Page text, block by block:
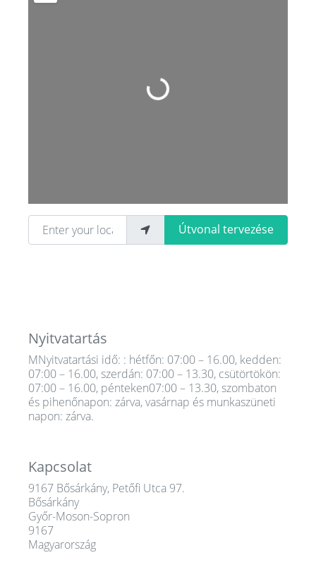
Loading...
Enter your location
Útvonal tervezése
Nyitvatartás
MNyitvatartási idő: : hétfőn: 07:00 – 16.00, kedden:
07:00 – 16.00, szerdán: 07:00 – 13.30, csütörtökön:
07:00 – 16.00, pénteken07:00 – 13.30, szombaton
és pihenőnapon: zárva, vasárnap és munkaszüneti
napon: zárva.
Kapcsolat
9167 Bősárkány, Petőfi Utca 97.
Bősárkány
Győr-Moson-Sopron
9167
Magyarország